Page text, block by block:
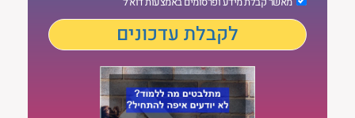
לקבלת עדכונים